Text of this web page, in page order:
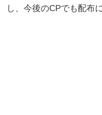
し、今後のCPでも配布